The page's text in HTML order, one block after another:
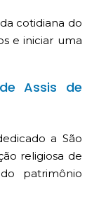
cotidiana do
e iniciar uma
Assis de
a São
religiosa de
patrimônio